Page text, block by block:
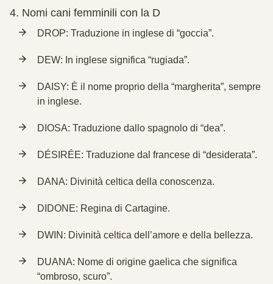
4. Nomi cani femminili con la D
DROP: Traduzione in inglese di “goccia”.
DEW: In inglese significa “rugiada”.
DAISY: È il nome proprio della “margherita”, sempre
in inglese.
DIOSA: Traduzione dallo spagnolo di “dea”.
DÉSIRÉE: Traduzione dal francese di “desiderata”.
DANA: Divinità celtica della conoscenza.
DIDONE: Regina di Cartagine.
DWIN: Divinità celtica dell’amore e della bellezza.
DUANA: Nome di origine gaelica che significa
“ombroso, scuro”.